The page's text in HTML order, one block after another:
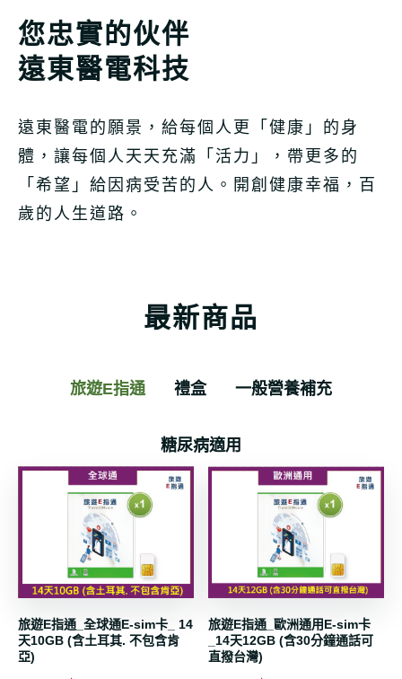
您忠實的伙伴
遠東醫電科技
遠東醫電的願景，給每個人更「健康」的身
體，讓每個人天天充滿「活力」，帶更多的
「希望」給因病受苦的人。開創健康幸福，百
歲的人生道路。
最新商品
旅遊E指通 禮盒 一般營養補充
糖尿病適用
旅遊E指通_全球通E-sim卡_ 14
天10GB (含土耳其. 不包含肯
亞)
旅遊E指通_歐洲通用E-sim卡
_14天12GB (含30分鐘通話可
直撥台灣)